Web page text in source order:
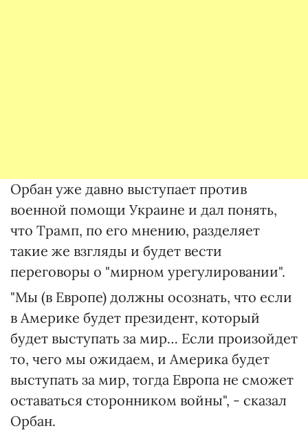
Орбан уже давно выступает против
военной помощи Украине и дал понять,
что Трамп, по его мнению, разделяет
такие же взгляды и будет вести
переговоры о "мирном урегулировании".
"Мы (в Европе) должны осознать, что если
в Америке будет президент, который
будет выступать за мир… Если произойдет
то, чего мы ожидаем, и Америка будет
выступать за мир, тогда Европа не сможет
оставаться сторонником войны", - сказал
Орбан.